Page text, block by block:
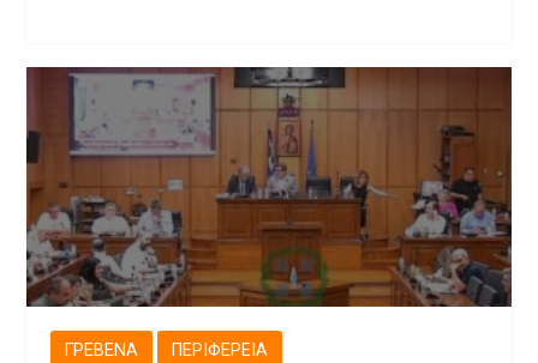
ΓΡΕΒΕΝΆ ΠΕΡΙΦΈΡΕΙΑ